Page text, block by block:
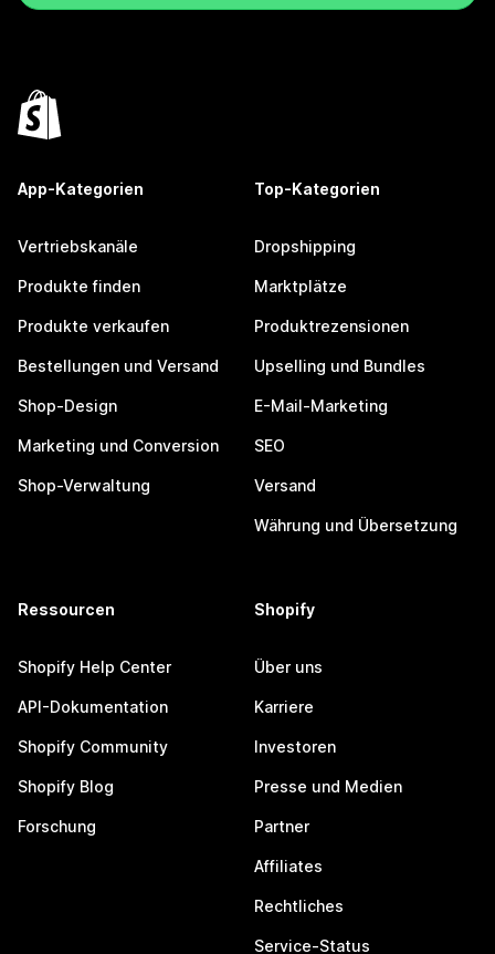
App-Kategorien
Vertriebskanäle
Produkte finden
Produkte verkaufen
Bestellungen und Versand
Shop-Design
Marketing und Conversion
Shop-Verwaltung
Top-Kategorien
Dropshipping
Marktplätze
Produktrezensionen
Upselling und Bundles
E-Mail-Marketing
SEO
Versand
Währung und Übersetzung
Ressourcen
Shopify Help Center
API-Dokumentation
Shopify Community
Shopify Blog
Forschung
Shopify
Über uns
Karriere
Investoren
Presse und Medien
Partner
Affiliates
Rechtliches
Service-Status